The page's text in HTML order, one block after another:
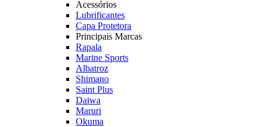
Acessórios
Lubrificantes
Capa Protetora
Principais Marcas
Rapala
Marine Sports
Albatroz
Shimano
Saint Plus
Daiwa
Maruri
Okuma